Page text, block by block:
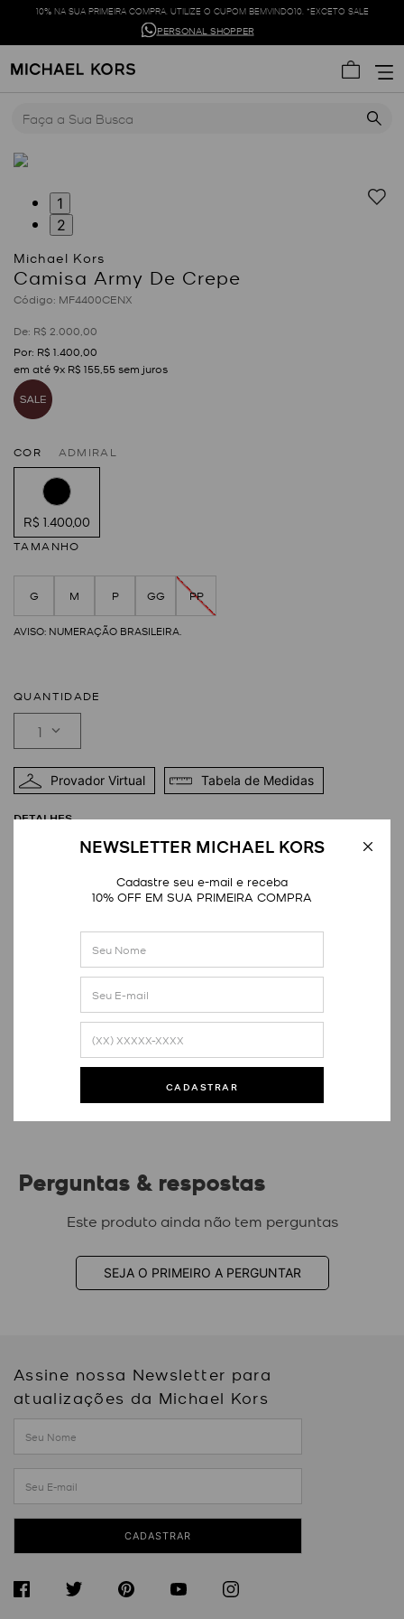
NEWSLETTER MICHAEL KORS
Cadastre seu e-mail e receba
10% OFF EM SUA PRIMEIRA COMPRA
CADASTRAR
10% NA SUA PRIMEIRA COMPRA. UTILIZE O CUPOM BEMVINDO10. *EXCETO SALE
PERSONAL SHOPPER
1
2
Camisa Army De Crepe
: MF4400CENX
R$ 2 000 00
R$ 1 400 00
em até9x R$ 155 55sem juros
COR ADMIRAL
R$ 1.400,00
TAMANHO
G M P GG PP
QUANTIDADE
1
Provador Virtual Tabela de Medidas
DETALHES
Avaliações
Este produto ainda não tem avaliações
SEJA O PRIMEIRO A AVALIAR
Perguntas & respostas
Este produto ainda não tem perguntas
SEJA O PRIMEIRO A PERGUNTAR
Assine nossa Newsletter para
atualizações da Michael Kors
CADASTRAR